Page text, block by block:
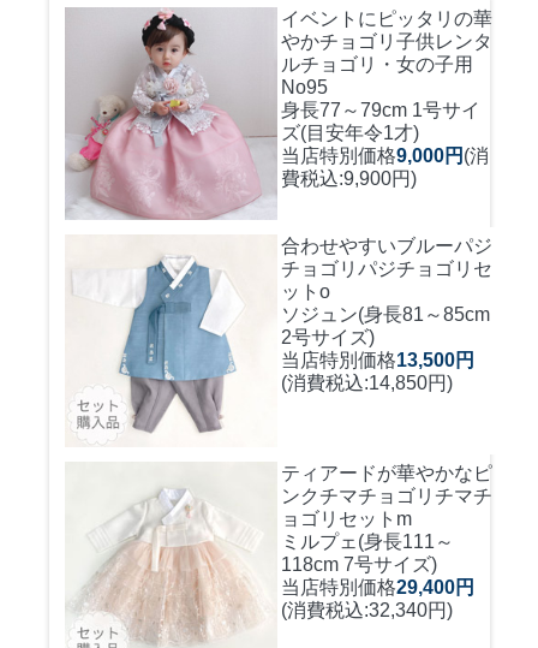
イベントにピッタリの華
やかチョゴリ 子供レンタ
ルチョゴリ・女の子用
No95
身長77～79cm 1号サイ
ズ(目安年令1才)
当店特別価格9,000円 (消
費税込:9,900円)
合わせやすいブルーパジ
チョゴリ パジチョゴリセ
ットo
ソジュン(身長81～85cm
2号サイズ)
当店特別価格13,500円
(消費税込:14,850円)
ティアードが華やかなピ
ンクチマチョゴリ チマチ
ョゴリセットm
ミルプェ(身長111～
118cm 7号サイズ)
当店特別価格29,400円
(消費税込:32,340円)